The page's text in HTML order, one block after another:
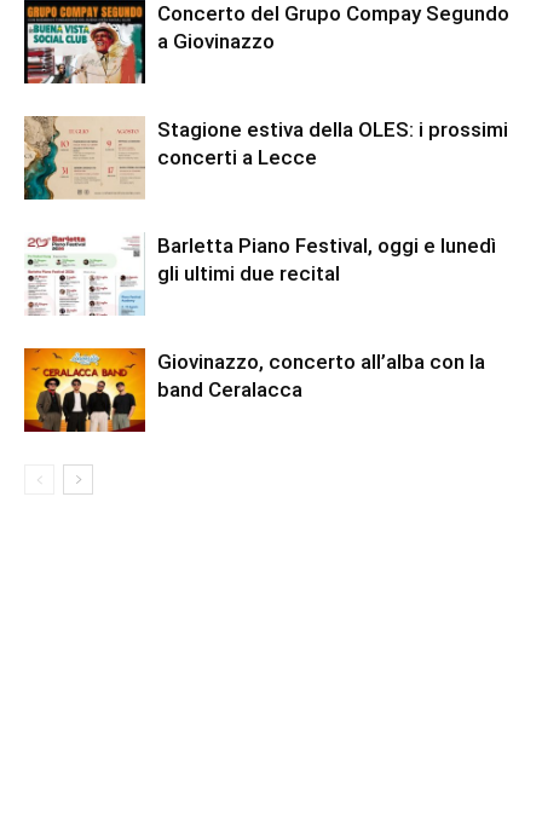
Concerto del Grupo Compay Segundo
a Giovinazzo
Stagione estiva della OLES: i prossimi
concerti a Lecce
Barletta Piano Festival, oggi e lunedì
gli ultimi due recital
Giovinazzo, concerto all’alba con la
band Ceralacca